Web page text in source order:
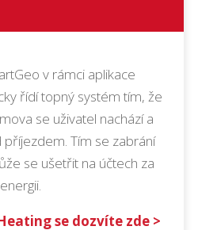
v rámci aplikace
řídí topný systém tím, že
se uživatel nachází a
Tím se zabrání
se ušetřit na účtech za
energii.
se dozvíte zde >